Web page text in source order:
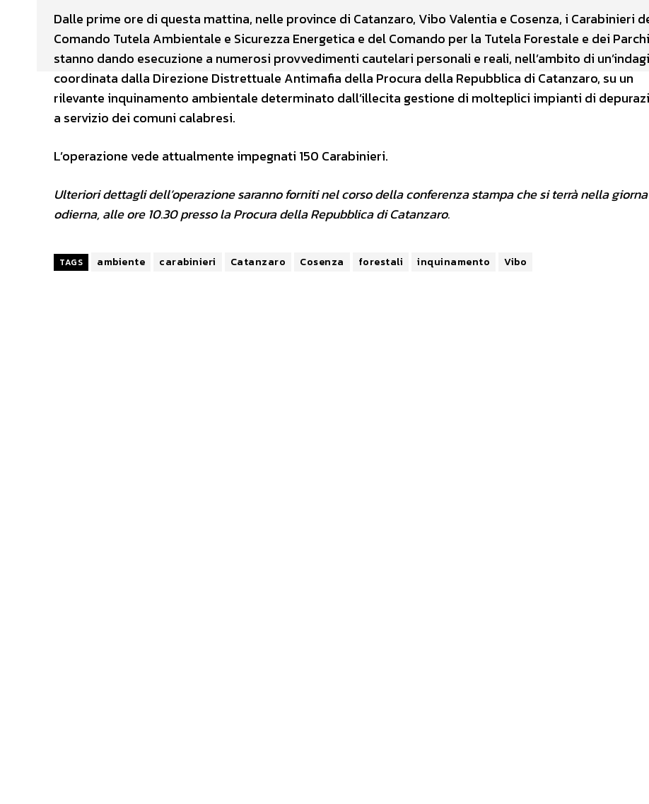
Dalle prime ore di questa mattina, nelle province di Catanzaro, Vibo Valentia e Cosenza, i Carabinieri
Comando Tutela Ambientale e Sicurezza Energetica e del Comando per la Tutela Forestale e dei
stanno dando esecuzione a numerosi provvedimenti cautelari personali e reali, nell’ambito di
coordinata dalla Direzione Distrettuale Antimafia della Procura della Repubblica di Catanzaro, su un
rilevante inquinamento ambientale determinato dall’illecita gestione di molteplici impianti di
a servizio dei comuni calabresi.
L’operazione vede attualmente impegnati 150 Carabinieri.
Ulteriori dettagli dell’operazione saranno forniti nel corso della conferenza stampa che si terrà nella
odierna, alle ore 10.30 presso la Procura della Repubblica di Catanzaro.
TAGS ambiente carabinieri Catanzaro Cosenza forestali inquinamento Vibo